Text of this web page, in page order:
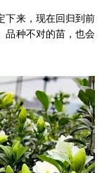
下来，现在回归到前
品种不对的苗，也会